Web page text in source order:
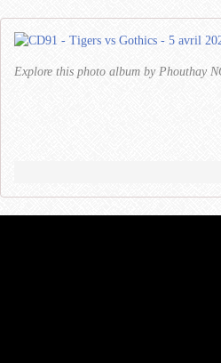
Explore this photo album by Phouthay